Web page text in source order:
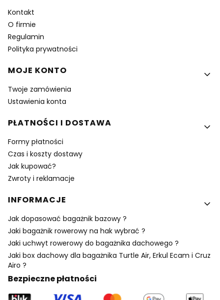
Kontakt
O firmie
Regulamin
Polityka prywatności
MOJE KONTO
Twoje zamówienia
Ustawienia konta
PŁATNOŚCI I DOSTAWA
Formy płatności
Czas i koszty dostawy
Jak kupować?
Zwroty i reklamacje
INFORMACJE
Jak dopasować bagażnik bazowy ?
Jaki bagażnik rowerowy na hak wybrać ?
Jaki uchwyt rowerowy do bagażnika dachowego ?
Jaki box dachowy dla bagażnika Turtle Air, Erkul Ecam i Cruz
Airo ?
Bezpieczne płatności